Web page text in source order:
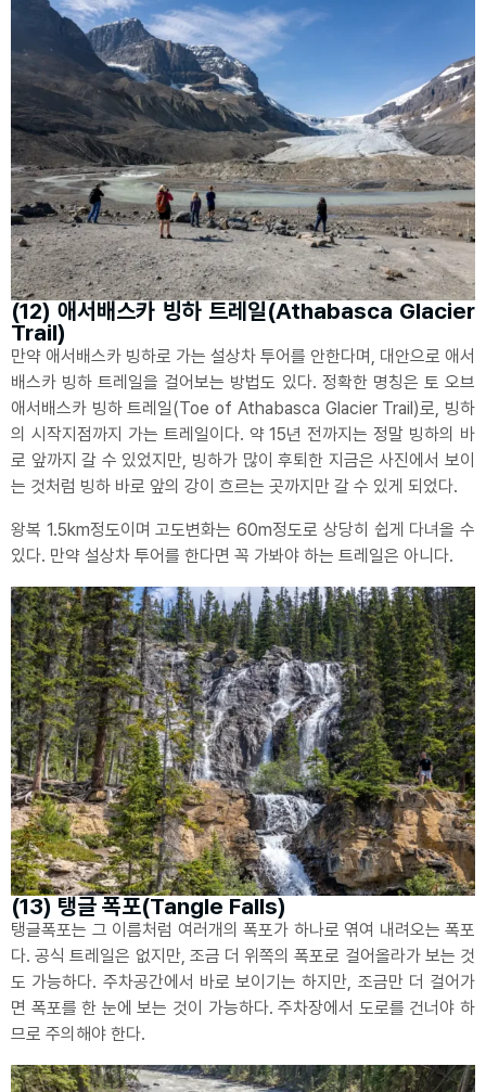
(12) 애서배스카 빙하 트레일(Athabasca Glacier
Trail)
만약 애서배스카 빙하로 가는 설상차 투어를 안한다며, 대안으로 애서
배스카 빙하 트레일을 걸어보는 방법도 있다. 정확한 명칭은 토 오브
애서배스카 빙하 트레일(Toe of Athabasca Glacier Trail)로, 빙하
의 시작지점까지 가는 트레일이다. 약 15년 전까지는 정말 빙하의 바
로 앞까지 갈 수 있었지만, 빙하가 많이 후퇴한 지금은 사진에서 보이
는 것처럼 빙하 바로 앞의 강이 흐르는 곳까지만 갈 수 있게 되었다.
왕복 1.5km정도이며 고도변화는 60m정도로 상당히 쉽게 다녀올 수
있다. 만약 설상차 투어를 한다면 꼭 가봐야 하는 트레일은 아니다.
(13) 탱글 폭포(Tangle Falls)
탱글폭포는 그 이름처럼 여러개의 폭포가 하나로 엮여 내려오는 폭포
다. 공식 트레일은 없지만, 조금 더 위쪽의 폭포로 걸어올라가 보는 것
도 가능하다. 주차공간에서 바로 보이기는 하지만, 조금만 더 걸어가
면 폭포를 한 눈에 보는 것이 가능하다. 주차장에서 도로를 건너야 하
므로 주의해야 한다.